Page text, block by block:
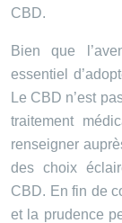
CBD.
Bien que
essentiel
Le CBD n’est
traitement
renseigner
des choix
CBD. En fin de
et la prudence